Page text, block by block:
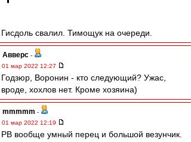
Гисдоль свалил. Тимощук на очереди.
Авверс -
01 мар 2022 12:27
Годзюр, Воронин - кто следующий? Ужас,
вроде, хохлов нет. Кроме хозяина)
mmmmm -
01 мар 2022 12:19
РВ вообще умный перец и большой везунчик.